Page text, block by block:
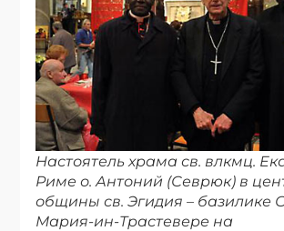
Настоятель храма св. влкмц.
Риме о. Антоний (Севрюк) в
общины св. Эгидия – базилике
Мария-ин-Трастевере на